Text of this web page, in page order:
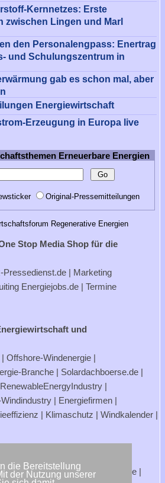
die Bereitstellung
der Nutzung unserer
Kernnetzes: Erste
zwischen Lingen und Marl
den Personalengpass: Enertrag
und Schulungszentrum in
gab es schon mal, aber
Energiewirtschaft
Erzeugung in Europa live
Erneuerbare Energien
Original-Pressemitteilungen
Regenerative Energien
Stop Media Shop für die
Pressedienst.de | Marketing
Energiejobs.de | Termine
und
| Offshore-Windenergie |
Branche | Solardachboerse.de |
RenewableEnergyIndustry |
| Energiefirmen |
| Klimaschutz | Windkalender |
|Solardachboerse.de |